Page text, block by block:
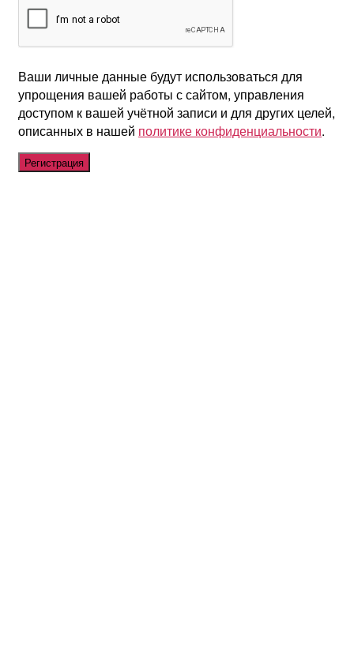
Ваши личные данные будут использоваться для
упрощения вашей работы с сайтом, управления
доступом к вашей учётной записи и для других целей,
описанных в нашей политике конфиденциальности.
Регистрация